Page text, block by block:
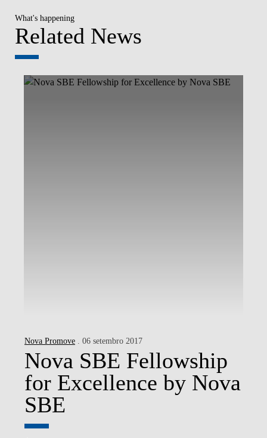
What's happening
Related News
Nova Promove . 06 setembro 2017
Nova SBE Fellowship
for Excellence by Nova
SBE